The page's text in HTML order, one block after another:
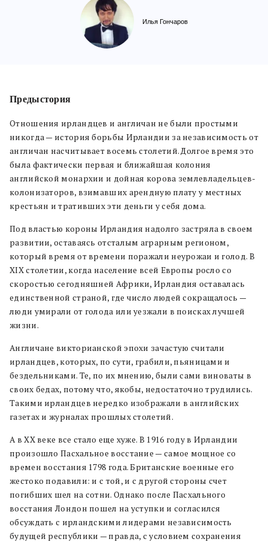
Илья Гончаров
Предыстория
Отношения ирландцев и англичан не были простыми
никогда — история борьбы Ирландии за независимость от
англичан насчитывает восемь столетий. Долгое время это
была фактически первая и ближайшая колония
английской монархии и дойная корова землевладельцев-
колонизаторов, взимавших арендную плату у местных
крестьян и тративших эти деньги у себя дома.
Под властью короны Ирландия надолго застряла в своем
развитии, оставаясь отсталым аграрным регионом,
который время от времени поражали неурожаи и голод. В
XIX столетии, когда население всей Европы росло со
скоростью сегодняшней Африки, Ирландия оставалась
единственной страной, где число людей сокращалось —
люди умирали от голода или уезжали в поисках лучшей
жизни.
Англичане викторианской эпохи зачастую считали
ирландцев, которых, по сути, грабили, пьяницами и
бездельниками. Те, по их мнению, были сами виноваты в
своих бедах, потому что, якобы, недостаточно трудились.
Такими ирландцев нередко изображали в английских
газетах и журналах прошлых столетий.
А в ХХ веке все стало еще хуже. В 1916 году в Ирландии
произошло Пасхальное восстание — самое мощное со
времен восстания 1798 года. Британские военные его
жестоко подавили: и с той, и с другой стороны счет
погибших шел на сотни. Однако после Пасхального
восстания Лондон пошел на уступки и согласился
обсуждать с ирландскими лидерами независимость
будущей республики — правда, с условием сохранения